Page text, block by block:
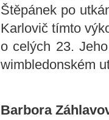
Štěpánek po
Karlovič tímto
o celých 23.
wimbledonském
Barbora